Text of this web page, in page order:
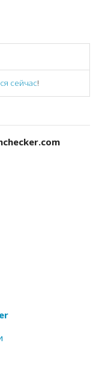
сейчас!